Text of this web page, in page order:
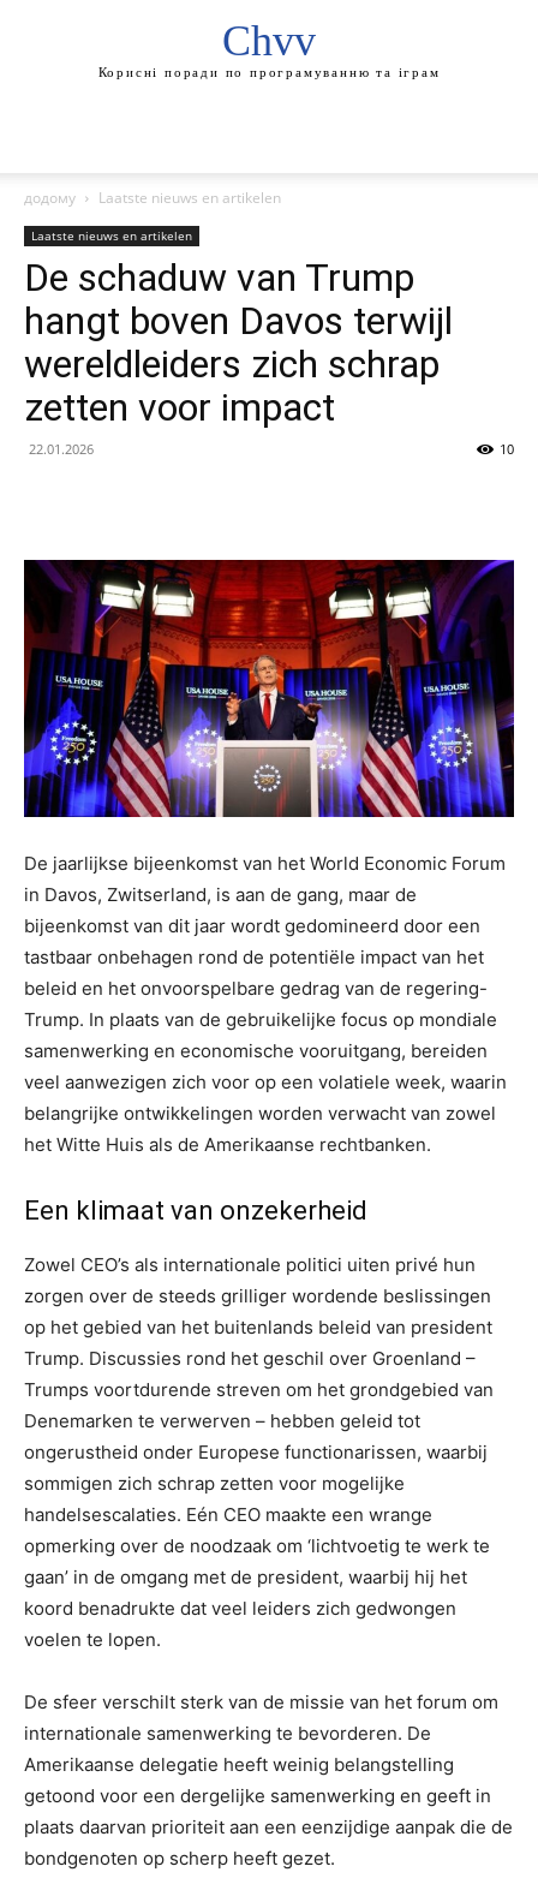
Chvv
Корисні поради по програмуванню та іграм
додому Laatste nieuws en artikelen
Laatste nieuws en artikelen
De schaduw van Trump
hangt boven Davos terwijl
wereldleiders zich schrap
zetten voor impact
22.01.2026 10
De jaarlijkse bijeenkomst van het World Economic Forum
in Davos, Zwitserland, is aan de gang, maar de
bijeenkomst van dit jaar wordt gedomineerd door een
tastbaar onbehagen rond de potentiële impact van het
beleid en het onvoorspelbare gedrag van de regering-
Trump. In plaats van de gebruikelijke focus op mondiale
samenwerking en economische vooruitgang, bereiden
veel aanwezigen zich voor op een volatiele week, waarin
belangrijke ontwikkelingen worden verwacht van zowel
het Witte Huis als de Amerikaanse rechtbanken.
Een klimaat van onzekerheid
Zowel CEO’s als internationale politici uiten privé hun
zorgen over de steeds grilliger wordende beslissingen
op het gebied van het buitenlands beleid van president
Trump. Discussies rond het geschil over Groenland –
Trumps voortdurende streven om het grondgebied van
Denemarken te verwerven – hebben geleid tot
ongerustheid onder Europese functionarissen, waarbij
sommigen zich schrap zetten voor mogelijke
handelsescalaties. Eén CEO maakte een wrange
opmerking over de noodzaak om ‘lichtvoetig te werk te
gaan’ in de omgang met de president, waarbij hij het
koord benadrukte dat veel leiders zich gedwongen
voelen te lopen.
De sfeer verschilt sterk van de missie van het forum om
internationale samenwerking te bevorderen. De
Amerikaanse delegatie heeft weinig belangstelling
getoond voor een dergelijke samenwerking en geeft in
plaats daarvan prioriteit aan een eenzijdige aanpak die de
bondgenoten op scherp heeft gezet.